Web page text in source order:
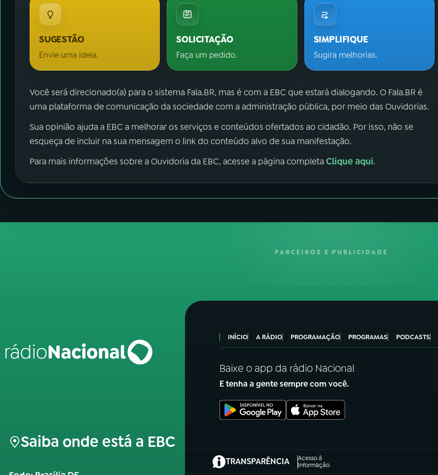
SUGESTÃO
Envie uma ideia.
SOLICITAÇÃO
Faça um pedido.
SIMPLIFIQUE
Sugira melhorias.
Você será direcionado(a) para o sistema Fala.BR, mas é com a EBC que estará dialogando. O Fala.BR é
uma plataforma de comunicação da sociedade com a administração pública, por meio das Ouvidorias.
Sua opinião ajuda a EBC a melhorar os serviços e conteúdos ofertados ao cidadão. Por isso, não se
esqueça de incluir na sua mensagem o link do conteúdo alvo de sua manifestação.
Para mais informações sobre a Ouvidoria da EBC, acesse a página completaClique aqui.
PARCEIROS E PUBLICIDADE
Saiba onde está a EBC
INÍCIO A RÁDIO PROGRAMAÇÃO PROGRAMAS PODCASTS
Baixe o app da rádio Nacional
E tenha a gente sempre com você.
TRANSPARÊNCIA
Acesso à
Informação
(abre em nova aba)